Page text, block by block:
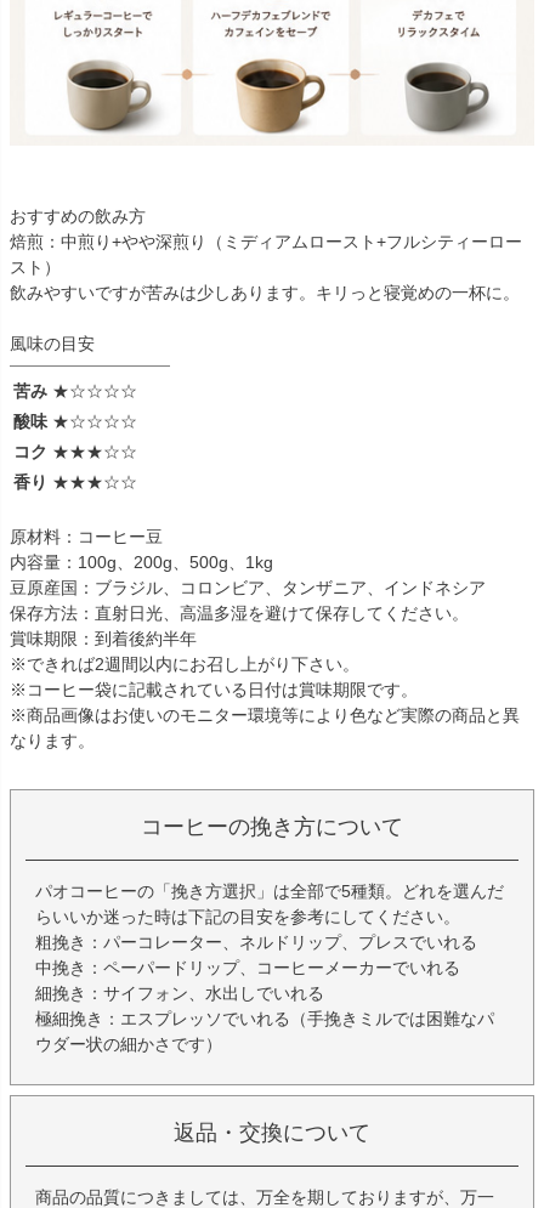
おすすめの飲み方
焙煎：中煎り+やや深煎り（ミディアムロースト+フルシティーロー
スト）
飲みやすいですが苦みは少しあります。キリっと寝覚めの一杯に。
風味の目安
苦み ★☆☆☆☆
酸味 ★☆☆☆☆
コク ★★★☆☆
香り ★★★☆☆
原材料：コーヒー豆
内容量：100g、200g、500g、1kg
豆原産国：ブラジル、コロンビア、タンザニア、インドネシア
保存方法：直射日光、高温多湿を避けて保存してください。
賞味期限：到着後約半年
※できれば2週間以内にお召し上がり下さい。
※コーヒー袋に記載されている日付は賞味期限です。
※商品画像はお使いのモニター環境等により色など実際の商品と異
なります。
コーヒーの挽き方について
パオコーヒーの「挽き方選択」は全部で5種類。どれを選んだ
らいいか迷った時は下記の目安を参考にしてください。
粗挽き：パーコレーター、ネルドリップ、プレスでいれる
中挽き：ペーパードリップ、コーヒーメーカーでいれる
細挽き：サイフォン、水出しでいれる
極細挽き：エスプレッソでいれる（手挽きミルでは困難なパ
ウダー状の細かさです）
返品・交換について
商品の品質につきましては、万全を期しておりますが、万一